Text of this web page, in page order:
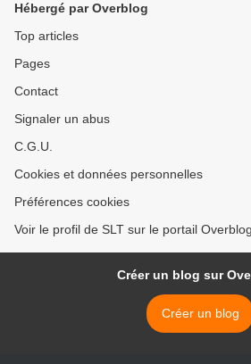
après avoir reçu le vaccin
Astra-Zeneca contre la
Covid, selon les conclusions
d'une enquête (Daily Mail)
Hébergé par Overblog
Top articles
Pages
Contact
Signaler un abus
C.G.U.
Cookies et données personnelles
Préférences cookies
Voir le profil de SLT sur le portail Overblog
Créer un blog sur
Créer un blog